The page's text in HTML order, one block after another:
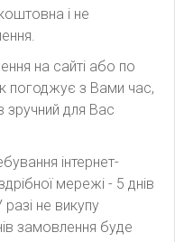
і не
на сайті або по
погоджує з Вами час,
зручний для Вас
інтернет-
мережі - 5 днів
не викупу
замовлення буде